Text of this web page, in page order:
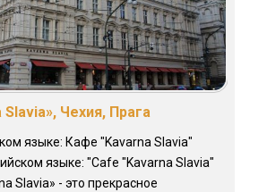
Чехия, Прага
языке: Кафе "Kavarna Slavia"
языке: "Cafe "Kavarna Slavia"
Slavia» - это прекрасное